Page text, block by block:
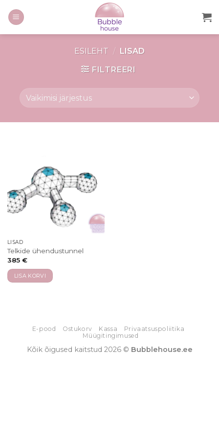
ESILEHT / LISAD
FILTREERI
LISAD
Telkide ühendustunnel
385 €
LISA KORVI
E-pood Ostukorv Kassa
Privaatsuspoliitika
Müügitingimused
Kõik õigused kaitstud 2026 © Bubblehouse.ee